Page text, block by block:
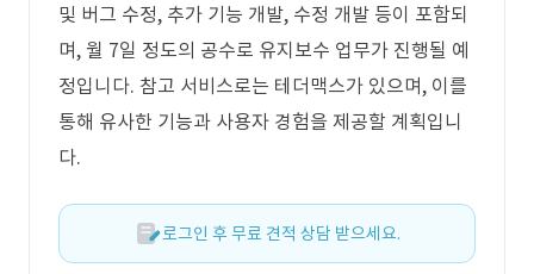
및 버그 수정, 추가 기능 개발, 수정 개발 등이 포함되
며, 월 7일 정도의 공수로 유지보수 업무가 진행될 예
정입니다. 참고 서비스로는 테더맥스가 있으며, 이를
통해 유사한 기능과 사용자 경험을 제공할 계획입니
다.
로그인 후 무료 견적 상담 받으세요.